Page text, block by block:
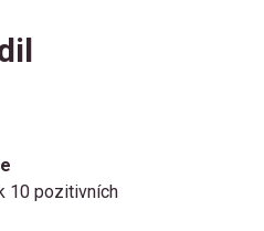
10 pozitivních